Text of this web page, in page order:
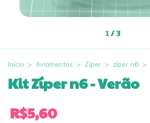
1/3
Início > Aviamentos > Zíper > zíper n6 >
Kit Zíper n6 - Verão
R$5,60